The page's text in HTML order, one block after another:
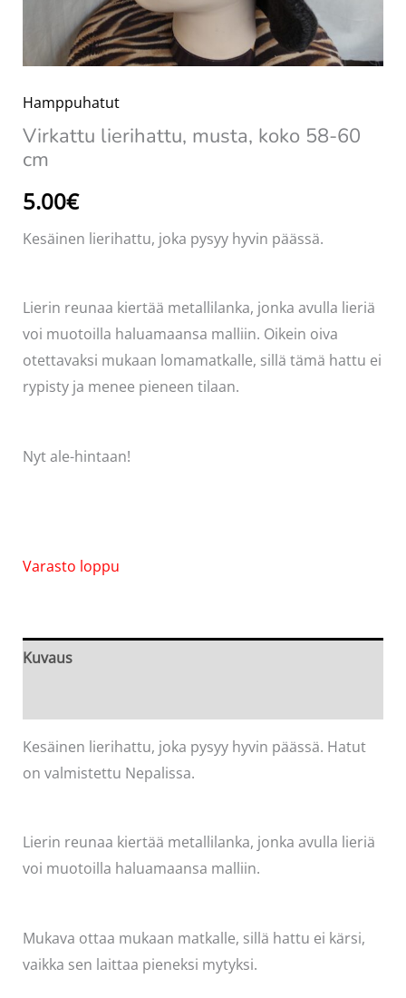
Hamppuhatut
Virkattu lierihattu, musta, koko 58-60
cm
5.00€
Kesäinen lierihattu, joka pysyy hyvin päässä.
Lierin reunaa kiertää metallilanka, jonka avulla lieriä
voi muotoilla haluamaansa malliin. Oikein oiva
otettavaksi mukaan lomamatkalle, sillä tämä hattu ei
rypisty ja menee pieneen tilaan.
Nyt ale-hintaan!
Varasto loppu
Kuvaus
Kesäinen lierihattu, joka pysyy hyvin päässä. Hatut
on valmistettu Nepalissa.
Lierin reunaa kiertää metallilanka, jonka avulla lieriä
voi muotoilla haluamaansa malliin.
Mukava ottaa mukaan matkalle, sillä hattu ei kärsi,
vaikka sen laittaa pieneksi mytyksi.